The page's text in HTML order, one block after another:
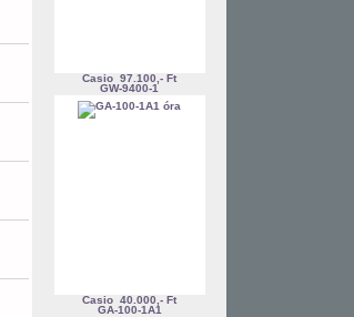
Casio 97.100,- Ft
GW-9400-1
Casio 40.000,- Ft
GA-100-1A1